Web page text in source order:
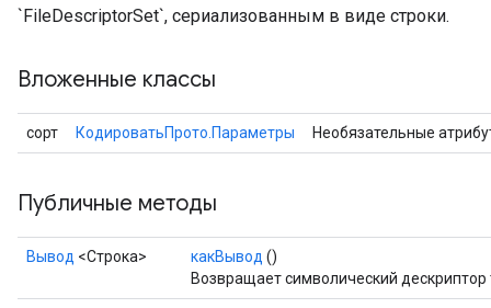
`FileDescriptorSet`, сериализованным в виде строки.
Вложенные классы
сорт КодироватьПрото.Параметры Необязательные
Публичные методы
Вывод <Строка> какВывод ()
Возвращает символический дескриптор